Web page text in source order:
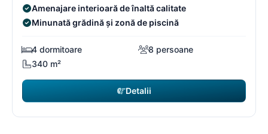
Amenajare interioară de înaltă calitate
Minunată grădină și zonă de piscină
4 dormitoare
8 persoane
340 m²
Detalii